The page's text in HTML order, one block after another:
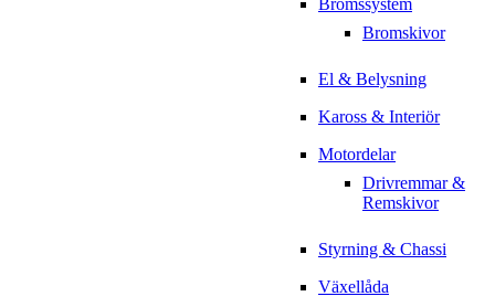
Bromssystem
Bromskivor
El & Belysning
Kaross & Interiör
Motordelar
Drivremmar &
Remskivor
Styrning & Chassi
Växellåda